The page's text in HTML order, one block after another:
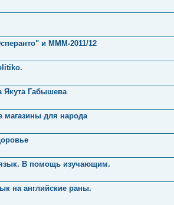
и MMM-2011/12
Якута Габышева
магазины для народа
В помощь изучающим.
на английские раны.